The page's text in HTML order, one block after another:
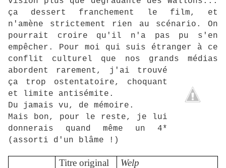
ça dessert franchement le film, et
n'amène strictement rien au scénario. On
pourrait croire qu'il n'a pas pu s'en
empêcher. Pour moi qui suis étranger à ce
conflit culturel que nos grands médias
abordent rarement, j'ai trouvé
ça trop ostentatoire, choquant
et limite antisémite.
Du jamais vu, de mémoire.
Mais bon, pour le reste, je lui
donnerais quand même un 4*
(assorti d'un blâme !)
Titre original Welp